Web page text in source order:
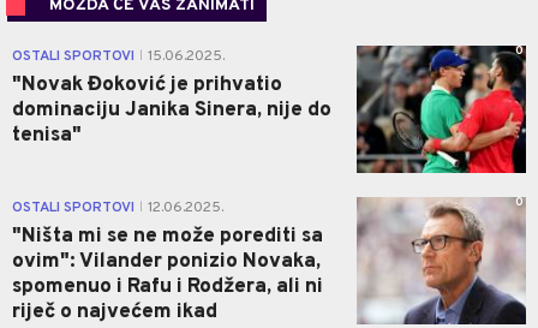
MOŽDA ĆE VAS ZANIMATI
OSTALI SPORTOVI 15.06.2025.
"Novak Đoković je prihvatio
dominaciju Janika Sinera, nije do
tenisa"
0
OSTALI SPORTOVI 12.06.2025.
"Ništa mi se ne može porediti sa
ovim": Vilander ponizio Novaka,
spomenuo i Rafu i Rodžera, ali ni
riječ o najvećem ikad
0